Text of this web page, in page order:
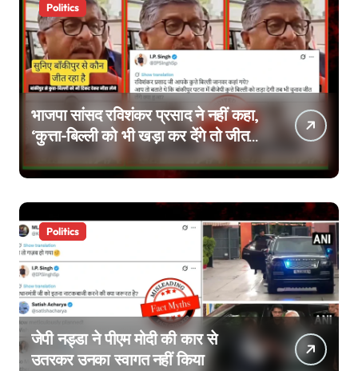
Politics
भाजपा सांसद रविशंकर प्रसाद ने नहीं कहा,
‘कुत्ता-बिल्ली को भी खड़ा कर देंगे तो जीत
जाएंगे’, वायरल वीडियो एडिटेड है
Politics
जेपी नड्डा ने पीएम मोदी की कार से
उतरकर उनका स्वागत नहीं किया